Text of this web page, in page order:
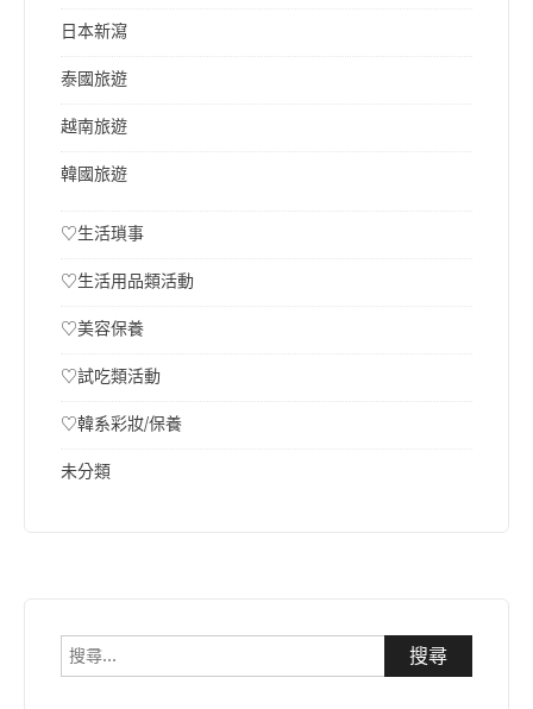
日本新瀉
泰國旅遊
越南旅遊
韓國旅遊
♡生活瑣事
♡生活用品類活動
♡美容保養
♡試吃類活動
♡韓系彩妝/保養
未分類
搜